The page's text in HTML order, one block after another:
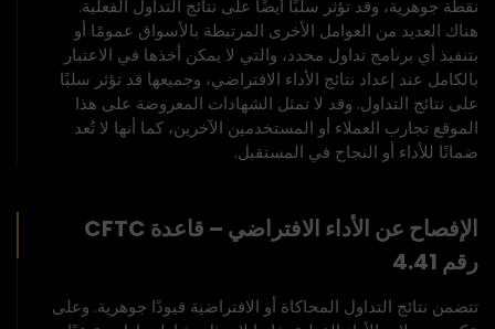
نقطة جوهرية، وقد تؤثر سلبًا أيضًا على نتائج التداول الفعلية.
هناك العديد من العوامل الأخرى المرتبطة بالأسواق عمومًا أو
بتنفيذ أي برنامج تداول محدد، والتي لا يمكن أخذها في الاعتبار
بالكامل عند إعداد نتائج الأداء الافتراضي، وجميعها قد تؤثر سلبًا
على نتائج التداول. وقد لا تمثل الشهادات المعروضة على هذا
الموقع تجارب العملاء أو المستخدمين الآخرين، كما أنها لا تُعد
ضمانًا للأداء أو النجاح في المستقبل.
الإفصاح عن الأداء الافتراضي – قاعدة CFTC
رقم 4.41
تتضمن نتائج التداول المحاكاة أو الافتراضية قيودًا جوهرية. وعلى